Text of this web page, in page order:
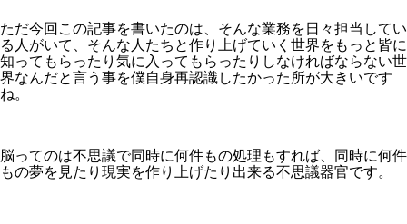
ただ今回この記事を書いたのは、そんな業務を日々担当してい
る人がいて、そんな人たちと作り上げていく世界をもっと皆に
知ってもらったり気に入ってもらったりしなければならない世
界なんだと言う事を僕自身再認識したかった所が大きいです
ね。
脳ってのは不思議で同時に何件もの処理もすれば、同時に何件
もの夢を見たり現実を作り上げたり出来る不思議器官です。